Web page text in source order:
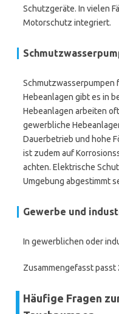
Schutzgeräte. In vielen
Motorschutz integriert.
Schmutzwasserpumpen
Hebeanlagen gibt es in
Hebeanlagen arbeiten
gewerbliche
Dauerbetrieb und hohe
ist zudem auf
achten. Elektrische
Umgebung abgestimmt
Gewerbe und
In gewerblichen oder
Zusammengefasst passt
Häufige Fragen